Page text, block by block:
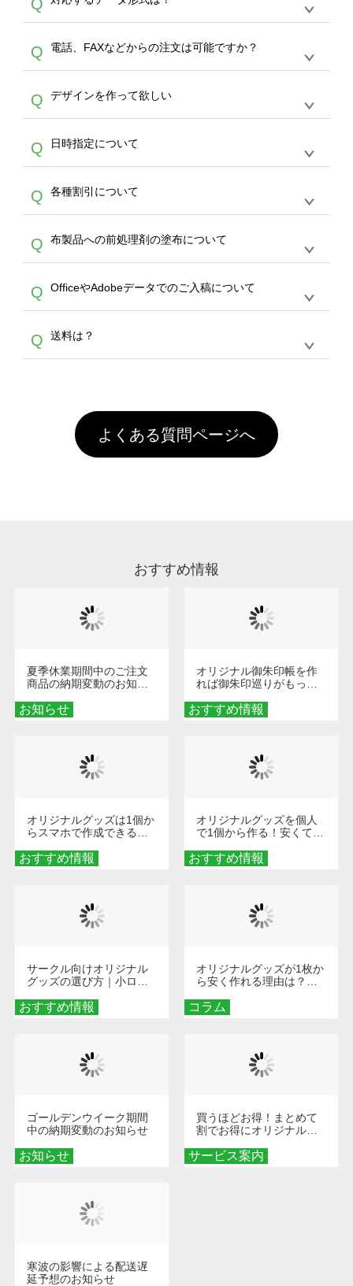
生産にて承っております。デザインツールから
デザインの作成から決済まで完了できます。
30枚以上やシルク印刷など、大口注文の場合
は、サポートが担当するエコバッグコンシェル
やタンブラーコンシェルをご利用ください。製
作する数量が多ければ多いほど、オンデマンド
サービスよりも低価格で製作することが可能で
す。
Q
A
ドできるデータ形式は、JPG / PNG / AI / PSD /
PDF 形式になります。データの最大サイズ
写真などもアップロード可能です。使用できな
い画像はエラーになります。（※ Illustratorか
らの直接入稿には対応していません。AIで保存
し、デザインツールからアップロードして下さ
い）
Q 電話、FAXなどからの注文は可能ですか？
A
文のみ受け付けております。30個以上のご製
作をお考えの方は、サポートが担当するエコバ
スをご利用頂ければ、電話やFAX、メールなど
でご注文が可能です。
Q デザインを作って欲しい
A
を作って欲しい。などの場合は、製作数量が
30個以上であれば、サポート担当が、デザイ
バッグコンシェル
サー
ビスをご利用ください。(※ 30個以下の場合
は、デザインツールをご利用ください)
Q 日時指定について
A
ん。発送後18時以降に配送業者・伝票番号を
メールでお知らせいたしますので、直接配送業
者にご連絡いただき調整をお願い致します。
Q 各種割引について
A
カート内で自動的に割引(最大50%)が適用され
ます。 【付与ポイント】購入金額の1％が1ポ
イントとして付与され、次回ご注文時に1ポイ
ント＝1円としてお使いいただけます。ポイン
トは発送完了の翌日に付与され、次回ご注文時
からご利用頂けます。ポイントの有効期限は一
年間です。【会員ランク】過去10カ月のご注
文回数により会員ランク割引(最大5%)が適用
頂いても、ログインがされていなければ、ラン
クにカウントがされません。
Q 布製品への前処理剤の塗布について
A
意点（前処理剤）】カラー生地（Tシャツのホ
ワイト、トートバッグのナチュラル、ホワイト
といって、プリントを定着させるための処理剤
を塗布しており、短納期・低価格で商品をお届
害な性質で、水洗いで落とすことが可能です。
お手数ですが、お客様ご自身にて着用前に落と
していただけますようお願いいたします。※1
通常注文・直送機能でのご注文に関わらず、前
Q OfficeやAdobeデータでのご入稿について
A
ません。いずれのデータも該当デザインのみ画
像(JPEG,PNG,GIF,PDF)に変換、またはAdobe
Q 送料は？
引」などによるお値引きで4,000円未満になる
場合は送料がかかりますので、ご注意くださ
い。
よくある質問ページへ
おすすめ情報
お知らせ
夏季休業期間中のご注文
商品の納期変動のお知ら
おすすめ情報
オリジナル御朱印帳を作
れば御朱印巡りがもっと
ダーメイドする魅力と選
び方
おすすめ情報
オリジナルグッズは1個か
らスマホで作成できる！
くなる巾着＆ポーチ活用
術
おすすめ情報
オリジナルグッズを個人
で1個から作る！安くて簡
秘訣
おすすめ情報
サークル向けオリジナル
グッズの選び方｜小ロッ
める秘訣
コラム
オリジナルグッズが1枚か
ら安く作れる理由は？オ
とメリットを解説
お知らせ
ゴールデンウイーク期間
中の納期変動のお知らせ
サービス案内
買うほどお得！まとめて
割でお得にオリジナルグ
寒波の影響による配送遅
延予想のお知らせ